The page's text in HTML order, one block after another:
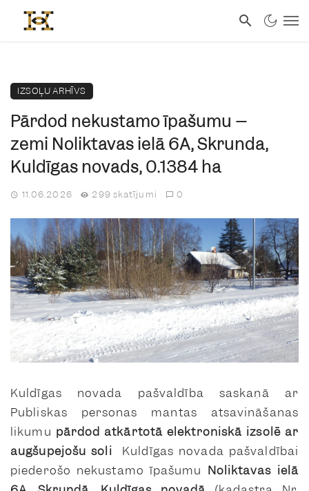
IZSOĻU ARHĪVS
Pārdod nekustamo īpašumu –
zemi Noliktavas ielā 6A, Skrunda,
Kuldīgas novads, 0.1384 ha
11.06.2026 299 skatījumi 0
Kuldīgas novada pašvaldība saskaņā ar
Publiskas personas mantas atsavināšanas
likumu pārdod atkārtotā elektroniskā izsolē ar
augšupejošu soli
Kuldīgas novada pašvaldībai
piederošo nekustamo īpašumu Noliktavas ielā